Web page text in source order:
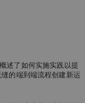
述了如何实施实践以提
的端到端流程创建新运